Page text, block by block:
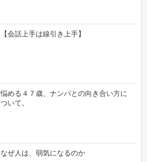
【会話上手は線引き上手】
悩める４７歳、ナンパとの向き合い方に
ついて。
なぜ人は、弱気になるのか